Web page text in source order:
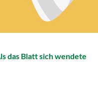
das Blatt sich wendete